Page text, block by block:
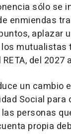
sólo se
enmiendas
aplazar
mutualistas
del 2027
un cambio
Social para
personas
propia